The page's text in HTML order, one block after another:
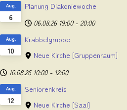
6
Aug.
Planung Diakoniewoche
06.08.26 19:00 - 20:00
10
Aug.
Krabbelgruppe
Neue Kirche [Gruppenraum]
10.08.26 10:00 - 12:00
12
Aug.
Seniorenkreis
Neue Kirche [Saal]